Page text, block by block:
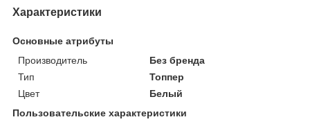
Характеристики
Основные атрибуты
Производитель
Без бренда
Тип
Топпер
Цвет
Белый
Пользовательские характеристики